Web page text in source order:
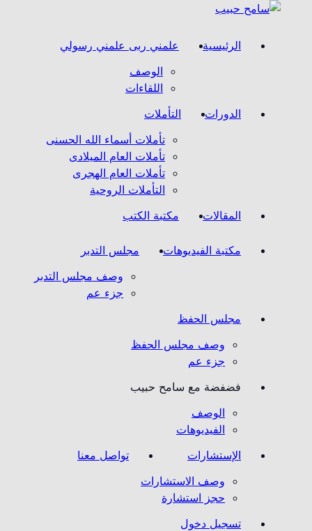
الرئيسية
علمني ربى علمني رسولي
الوصف
اللقاءات
الدورات
التأملات
تأملات أسماء الله الحسنى
تأملات العام الميلادى
تأملات العام الهجرى
التأملات الروحية
المقالات
مكتبة الكتب
مكتبة الفيديوهات
مجلس التدبر
وصف مجلس التدبر
جزء عم
مجلس الحفظ
وصف مجلس الحفظ
جزء عم
فضفضة مع سامح حبيب
الوصف
الفيديوهات
الإستشارات
وصف الاستشارات
حجز استشارة
تواصل معنا
تسجيل دخول